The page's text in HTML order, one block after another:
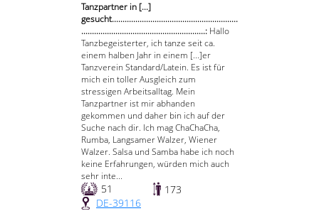
Tanzpartner in [...]
gesucht...........................................................
..........................................................: Hallo
Tanzbegeisterter, ich tanze seit ca.
einem halben Jahr in einem [...]er
Tanzverein Standard/Latein. Es ist für
mich ein toller Ausgleich zum
stressigen Arbeitsalltag. Mein
Tanzpartner ist mir abhanden
gekommen und daher bin ich auf der
Suche nach dir. Ich mag ChaChaCha,
Rumba, Langsamer Walzer, Wiener
Walzer. Salsa und Samba habe ich noch
keine Erfahrungen, würden mich auch
sehr inte...
51
173
DE-39116